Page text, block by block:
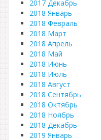
2017 Декабрь
2018 Январь
2018 Февраль
2018 Март
2018 Апрель
2018 Май
2018 Июнь
2018 Июль
2018 Август
2018 Сентябрь
2018 Октябрь
2018 Ноябрь
2018 Декабрь
2019 Январь